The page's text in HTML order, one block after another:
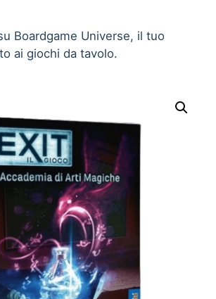
Boardgame Universe, il tuo
ai giochi da tavolo.